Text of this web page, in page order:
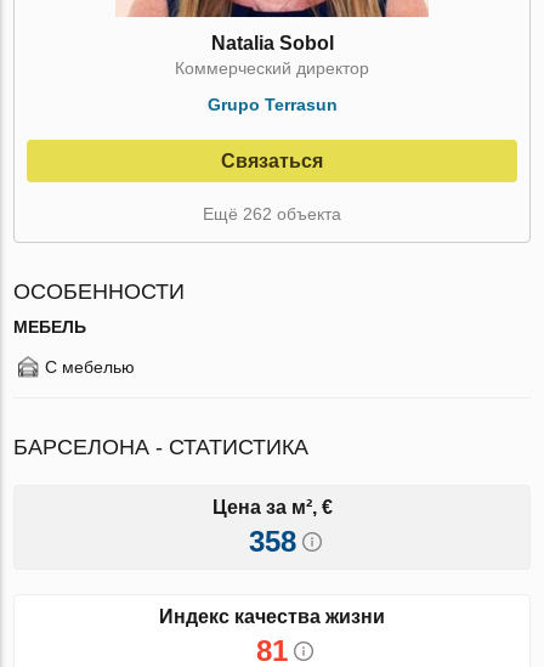
Natalia Sobol
Коммерческий директор
Grupo Terrasun
Связаться
Ещё 262 объекта
ОСОБЕННОСТИ
МЕБЕЛЬ
С мебелью
БАРСЕЛОНА - СТАТИСТИКА
Цена за м², €
358
Индекс качества жизни
81